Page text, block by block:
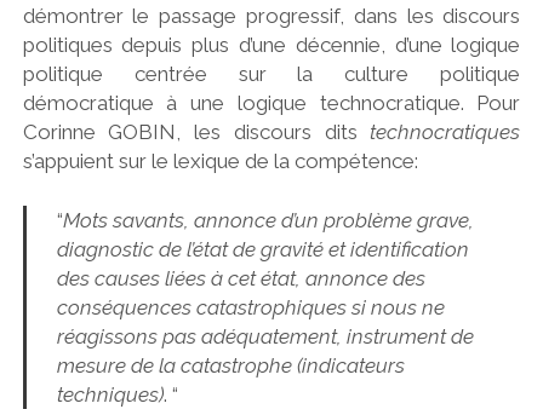
démontrer le passage progressif, dans les discours
politiques depuis plus d’une décennie, d’une logique
politique centrée sur la culture politique
démocratique à une logique technocratique. Pour
Corinne GOBIN, les discours ditstechnocratiques
s’appuient sur le lexique de la compétence:
“Mots savants, annonce d’un problème grave,
diagnostic de l’état de gravité et identification
des causes liées à cet état, annonce des
conséquences catastrophiques si nous ne
réagissons pasadéquatement, instrument de
mesure de la catastrophe (indicateurs
techniques). “